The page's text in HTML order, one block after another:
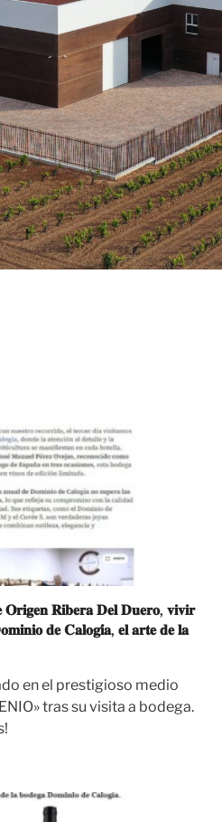
𝐑𝐢𝐛𝐞𝐫𝐚 𝐃𝐞𝐥 𝐃𝐮𝐞𝐫𝐨, 𝐯𝐢𝐯𝐢𝐫
𝐝𝐞 𝐂𝐚𝐥𝐨𝐠𝐢́𝐚, 𝐞𝐥 𝐚𝐫𝐭𝐞 𝐝𝐞 𝐥𝐚
en el prestigioso medio
tras su visita a bodega.